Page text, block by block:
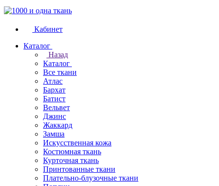
Кабинет
Каталог
Назад
Каталог
Все ткани
Атлас
Бархат
Батист
Вельвет
Джинс
Жаккард
Замша
Искусственная кожа
Костюмная ткань
Курточная ткань
Принтованные ткани
Плательно-блузочные ткани